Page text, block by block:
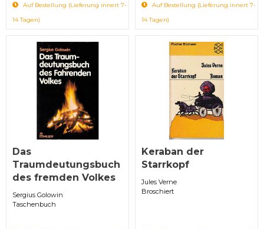
Auf Bestellung (Lieferung innert 7-
14 Tagen)
Auf Bestellung (Lieferung innert 7-
14 Tagen)
Das
Traumdeutungsbuch
des fremden Volkes
Sergius Golowin
Taschenbuch
Keraban der
Starrkopf
Jules Verne
Broschiert